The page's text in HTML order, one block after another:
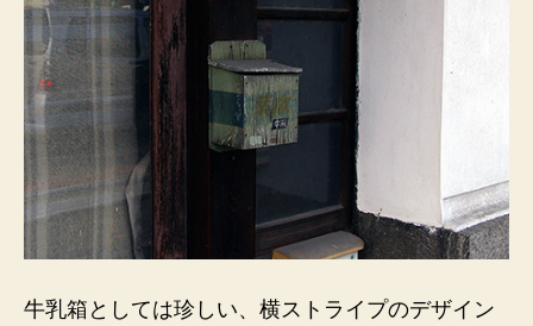
牛乳箱としては珍しい、横ストライプのデザイン